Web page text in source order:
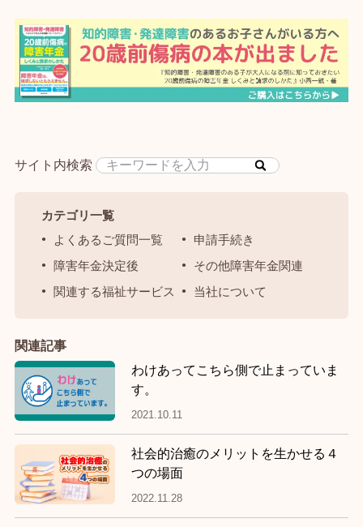
サイト内検索
カテゴリ一覧
よくあるご質問一覧
申請手続き
障害年金決定後
その他障害年金関連
関連する福祉サービス
当社について
関連記事
わけあってこちら側で止まっていま
す。
2021.10.11
社会的治癒のメリットを生かせる４
つの場面
2022.11.28